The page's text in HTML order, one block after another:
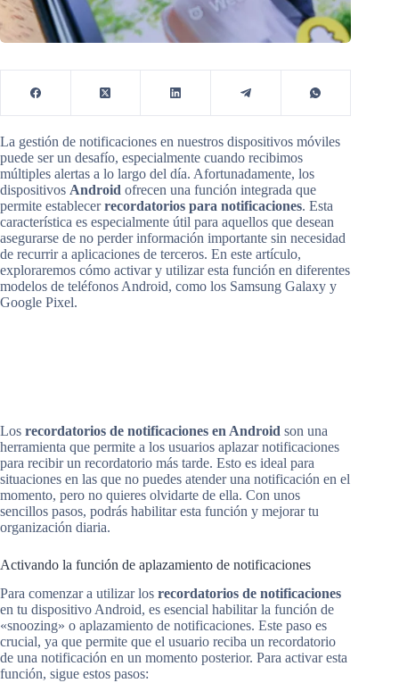
La gestión de notificaciones en nuestros dispositivos móviles
puede ser un desafío, especialmente cuando recibimos
múltiples alertas a lo largo del día. Afortunadamente, los
dispositivos Android ofrecen una función integrada que
permite establecerrecordatorios para notificaciones. Esta
característica es especialmente útil para aquellos que desean
asegurarse de no perder información importante sin necesidad
de recurrir a aplicaciones de terceros. En este artículo,
exploraremos cómo activar y utilizar esta función en diferentes
modelos de teléfonos Android, como los Samsung Galaxy y
Google Pixel.
Los recordatorios de notificaciones en Android son una
herramienta que permite a los usuarios aplazar notificaciones
para recibir un recordatorio más tarde. Esto es ideal para
situaciones en las que no puedes atender una notificación en el
momento, pero no quieres olvidarte de ella. Con unos
sencillos pasos, podrás habilitar esta función y mejorar tu
organización diaria.
Activando la función de aplazamiento de notificaciones
Para comenzar a utilizar los recordatorios de notificaciones
en tu dispositivo Android, es esencial habilitar la función de
«snoozing» o aplazamiento de notificaciones. Este paso es
crucial, ya que permite que el usuario reciba un recordatorio
de una notificación en un momento posterior. Para activar esta
función, sigue estos pasos: